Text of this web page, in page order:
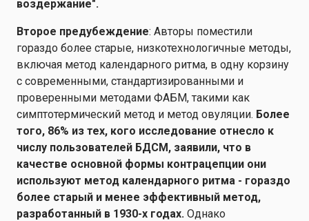
воздержание".
Второе предубеждение: Авторы поместили
гораздо более старые, низкотехнологичные методы,
включая метод календарного ритма, в одну корзину
с современными, стандартизированными и
проверенными методами ФАБМ, такими как
симптотермический метод и метод овуляции. Более
того, 86% из тех, кого исследование отнесло к
числу пользователей БДСМ, заявили, что в
качестве основной формы контрацепции они
используют метод календарного ритма - гораздо
более старый и менее эффективный метод,
разработанный в 1930-х годах. Однако